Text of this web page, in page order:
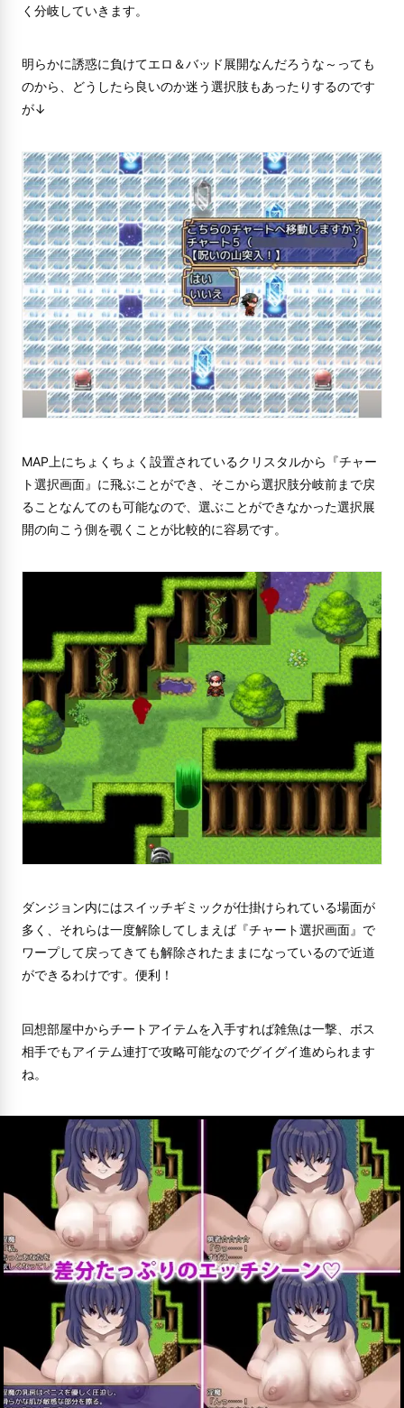
く分岐していきます。
明らかに誘惑に負けてエロ＆バッド展開なんだろうな～っても
のから、どうしたら良いのか迷う選択肢もあったりするのです
が↓
MAP上にちょくちょく設置されているクリスタルから『チャー
ト選択画面』に飛ぶことができ、そこから選択肢分岐前まで戻
ることなんてのも可能なので、選ぶことができなかった選択展
開の向こう側を覗くことが比較的に容易です。
ダンジョン内にはスイッチギミックが仕掛けられている場面が
多く、それらは一度解除してしまえば『チャート選択画面』で
ワープして戻ってきても解除されたままになっているので近道
ができるわけです。便利！
回想部屋中からチートアイテムを入手すれば雑魚は一撃、ボス
相手でもアイテム連打で攻略可能なのでグイグイ進められます
ね。